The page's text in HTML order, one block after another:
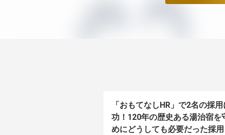
「おもてなしHR」で2名の採
功！120年の歴史ある湯治宿を
めにどうしても必要だった採用